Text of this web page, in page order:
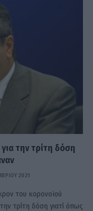
για την τρίτη δόση
2021
του κορονοϊού
τρίτη δόση γιατί όπως